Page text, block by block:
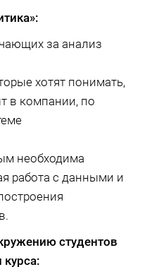
за анализ
хотят понимать,
в компании, по
необходима
работа с данными и
студентов